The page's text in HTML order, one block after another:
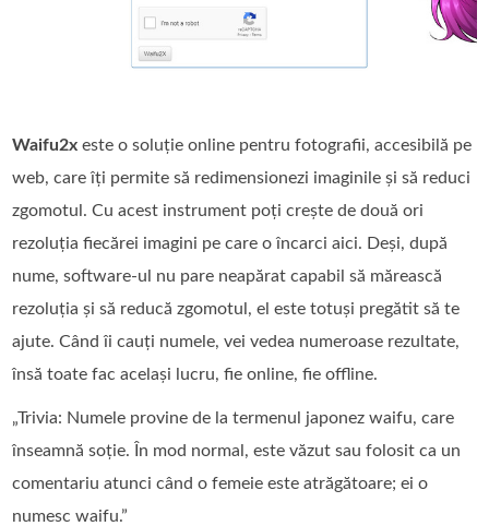
Waifu2x este o soluție online pentru fotografii, accesibilă pe
web, care îți permite să redimensionezi imaginile și să reduci
zgomotul. Cu acest instrument poți crește de două ori
rezoluția fiecărei imagini pe care o încarci aici. Deși, după
nume, software‑ul nu pare neapărat capabil să mărească
rezoluția și să reducă zgomotul, el este totuși pregătit să te
ajute. Când îi cauți numele, vei vedea numeroase rezultate,
însă toate fac același lucru, fie online, fie offline.
„Trivia: Numele provine de la termenul japonez waifu, care
înseamnă soție. În mod normal, este văzut sau folosit ca un
comentariu atunci când o femeie este atrăgătoare; ei o
numesc waifu.”